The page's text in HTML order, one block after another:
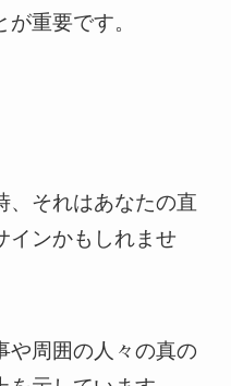
重要です。
、それはあなたの直
インかもしれませ
や周囲の人々の真の